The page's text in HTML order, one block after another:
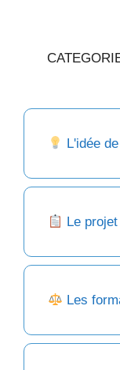
L'idée
Le projet
Les